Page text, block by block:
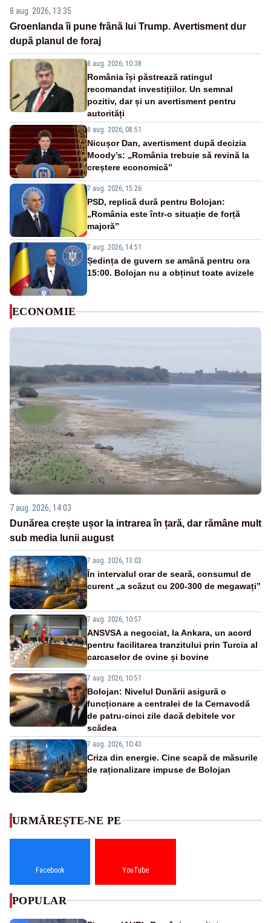
8 aug. 2026, 13:35
Groenlanda îi pune frână lui Trump. Avertisment dur
după planul de foraj
8 aug. 2026, 10:38
România își păstrează ratingul
recomandat investițiilor. Un semnal
pozitiv, dar și un avertisment pentru
autorități
8 aug. 2026, 08:51
Nicușor Dan, avertisment după decizia
Moody’s: „România trebuie să revină la
creștere economică”
7 aug. 2026, 15:26
PSD, replică dură pentru Bolojan:
„România este într-o situație de forță
majoră”
7 aug. 2026, 14:51
Ședința de guvern se amână pentru ora
15:00. Bolojan nu a obținut toate avizele
ECONOMIE
7 aug. 2026, 14:03
Dunărea crește ușor la intrarea în țară, dar rămâne mult
sub media lunii august
7 aug. 2026, 13:02
În intervalul orar de seară, consumul de
curent „a scăzut cu 200-300 de megawați”
7 aug. 2026, 10:57
ANSVSA a negociat, la Ankara, un acord
pentru facilitarea tranzitului prin Turcia al
carcaselor de ovine și bovine
7 aug. 2026, 10:51
Bolojan: Nivelul Dunării asigură o
funcționare a centralei de la Cernavodă
de patru-cinci zile dacă debitele vor
scădea
7 aug. 2026, 10:43
Criza din energie. Cine scapă de măsurile
de raționalizare impuse de Bolojan
URMĂREȘTE-NE PE
Facebook YouTube
POPULAR